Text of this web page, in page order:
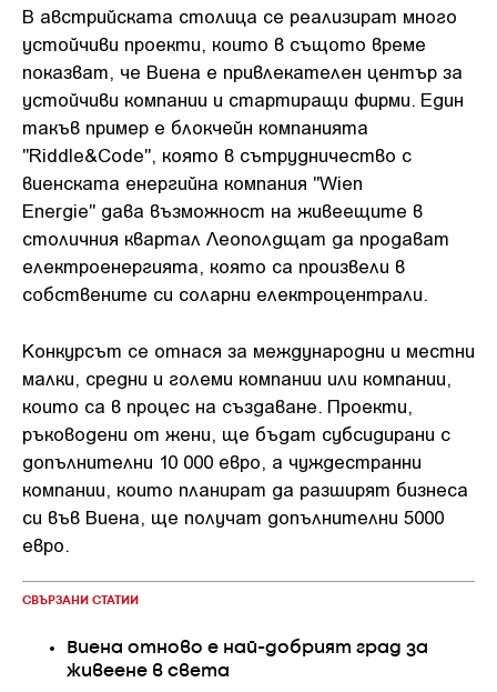
В австрийската столица се реализират много
устойчиви проекти, които в същото време
показват, че Виена е привлекателен център за
устойчиви компании и стартиращи фирми. Един
такъв пример е блокчейн компанията
"Riddle&Code", която в сътрудничество с
виенската енергийна компания "Wien
Energie" дава възможност на живеещите в
столичния квартал Леополдщат да продават
електроенергията, която са произвели в
собствените си соларни електроцентрали.
Конкурсът се отнася за международни и местни
малки, средни и големи компании или компании,
които са в процес на създаване. Проекти,
ръководени от жени, ще бъдат субсидирани с
допълнителни 10 000 евро, а чуждестранни
компании, които планират да разширят бизнеса
си във Виена, ще получат допълнителни 5000
евро.
СВЪРЗАНИ СТАТИИ
Виена отново е най-добрият град за
живеене в света